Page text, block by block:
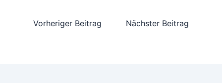
Vorheriger Beitrag Nächster Beitrag